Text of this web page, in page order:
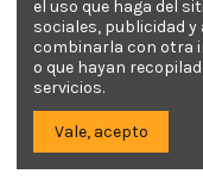
el uso que haga del
sociales, publicidad y
combinarla con otra
o que hayan
servicios.
Vale, acepto